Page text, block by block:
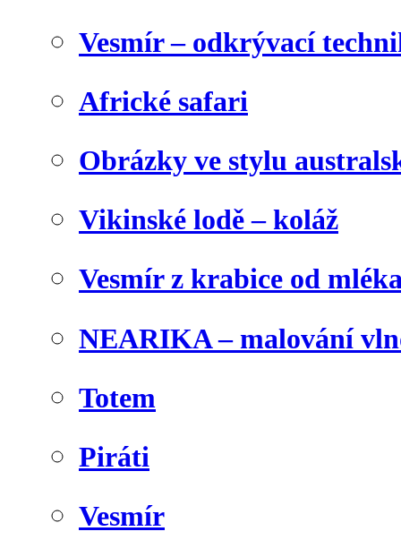
Vesmír – odkrývací
Africké safari
Obrázky ve stylu
Vikinské lodě – koláž
Vesmír z krabice od
NEARIKA – malování
Totem
Piráti
Vesmír